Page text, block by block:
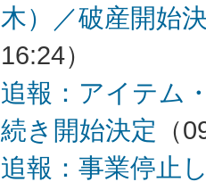
木）／破産開始
16:24）
追報：アイテム
続き開始決定 （
追報：事業停止